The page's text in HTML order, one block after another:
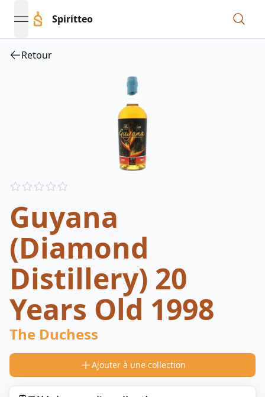
open navigation menu
Spiritteo
Retour
Reviews
Guyana
(Diamond
Distillery) 20
Years Old 1998
The Duchess
Ajouter à une collection